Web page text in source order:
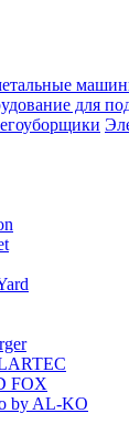
для
FOX
by AL-KO